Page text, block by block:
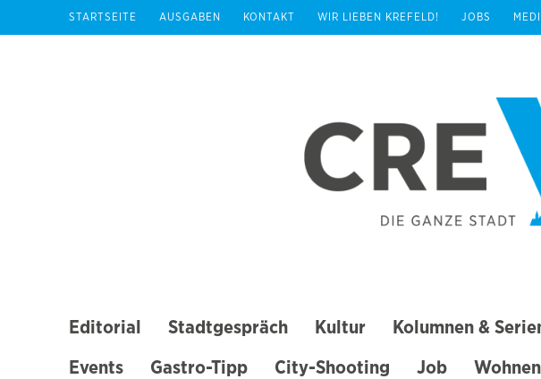
STARTSEITE AUSGABEN KONTAKT WIR LIEBEN KREFELD! JOBS
Editorial Stadtgespräch Kultur Kolumnen &
Events Gastro-Tipp City-Shooting Job Wohnen